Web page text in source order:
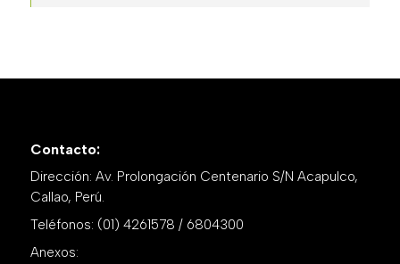
Contacto:
Dirección: Av. Prolongación Centenario S/N Acapulco,
Callao, Perú.
Teléfonos: (01) 4261578 / 6804300
Anexos: